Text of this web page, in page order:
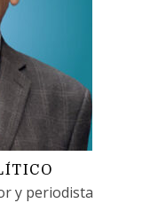
y periodista